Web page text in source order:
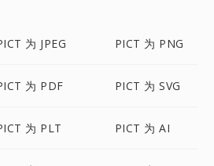
为 JPEG PICT 为 PNG
为 PDF PICT 为 SVG
为 PLT PICT 为 AI